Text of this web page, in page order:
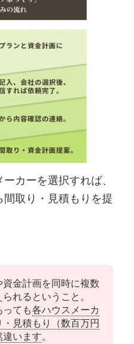
カーを選択すれば、
取り・見積もりを提
金計画を同時に複数
れるということ。
ても各ハウスメーカ
見積もり（数百万円
違います。